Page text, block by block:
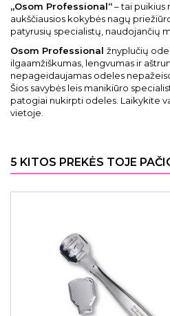
„Osom Professional“– tai puikius
aukščiausios kokybės nagų
patyrusių specialistų, naudojančių
Osom Professional žnyplučių
ilgaamžiškumas, lengvumas ir
nepageidaujamas odeles
Šios savybės leis manikiūro
patogiai nukirpti odeles. Laikykite
vietoje.
5 KITOS PREKĖS TOJE